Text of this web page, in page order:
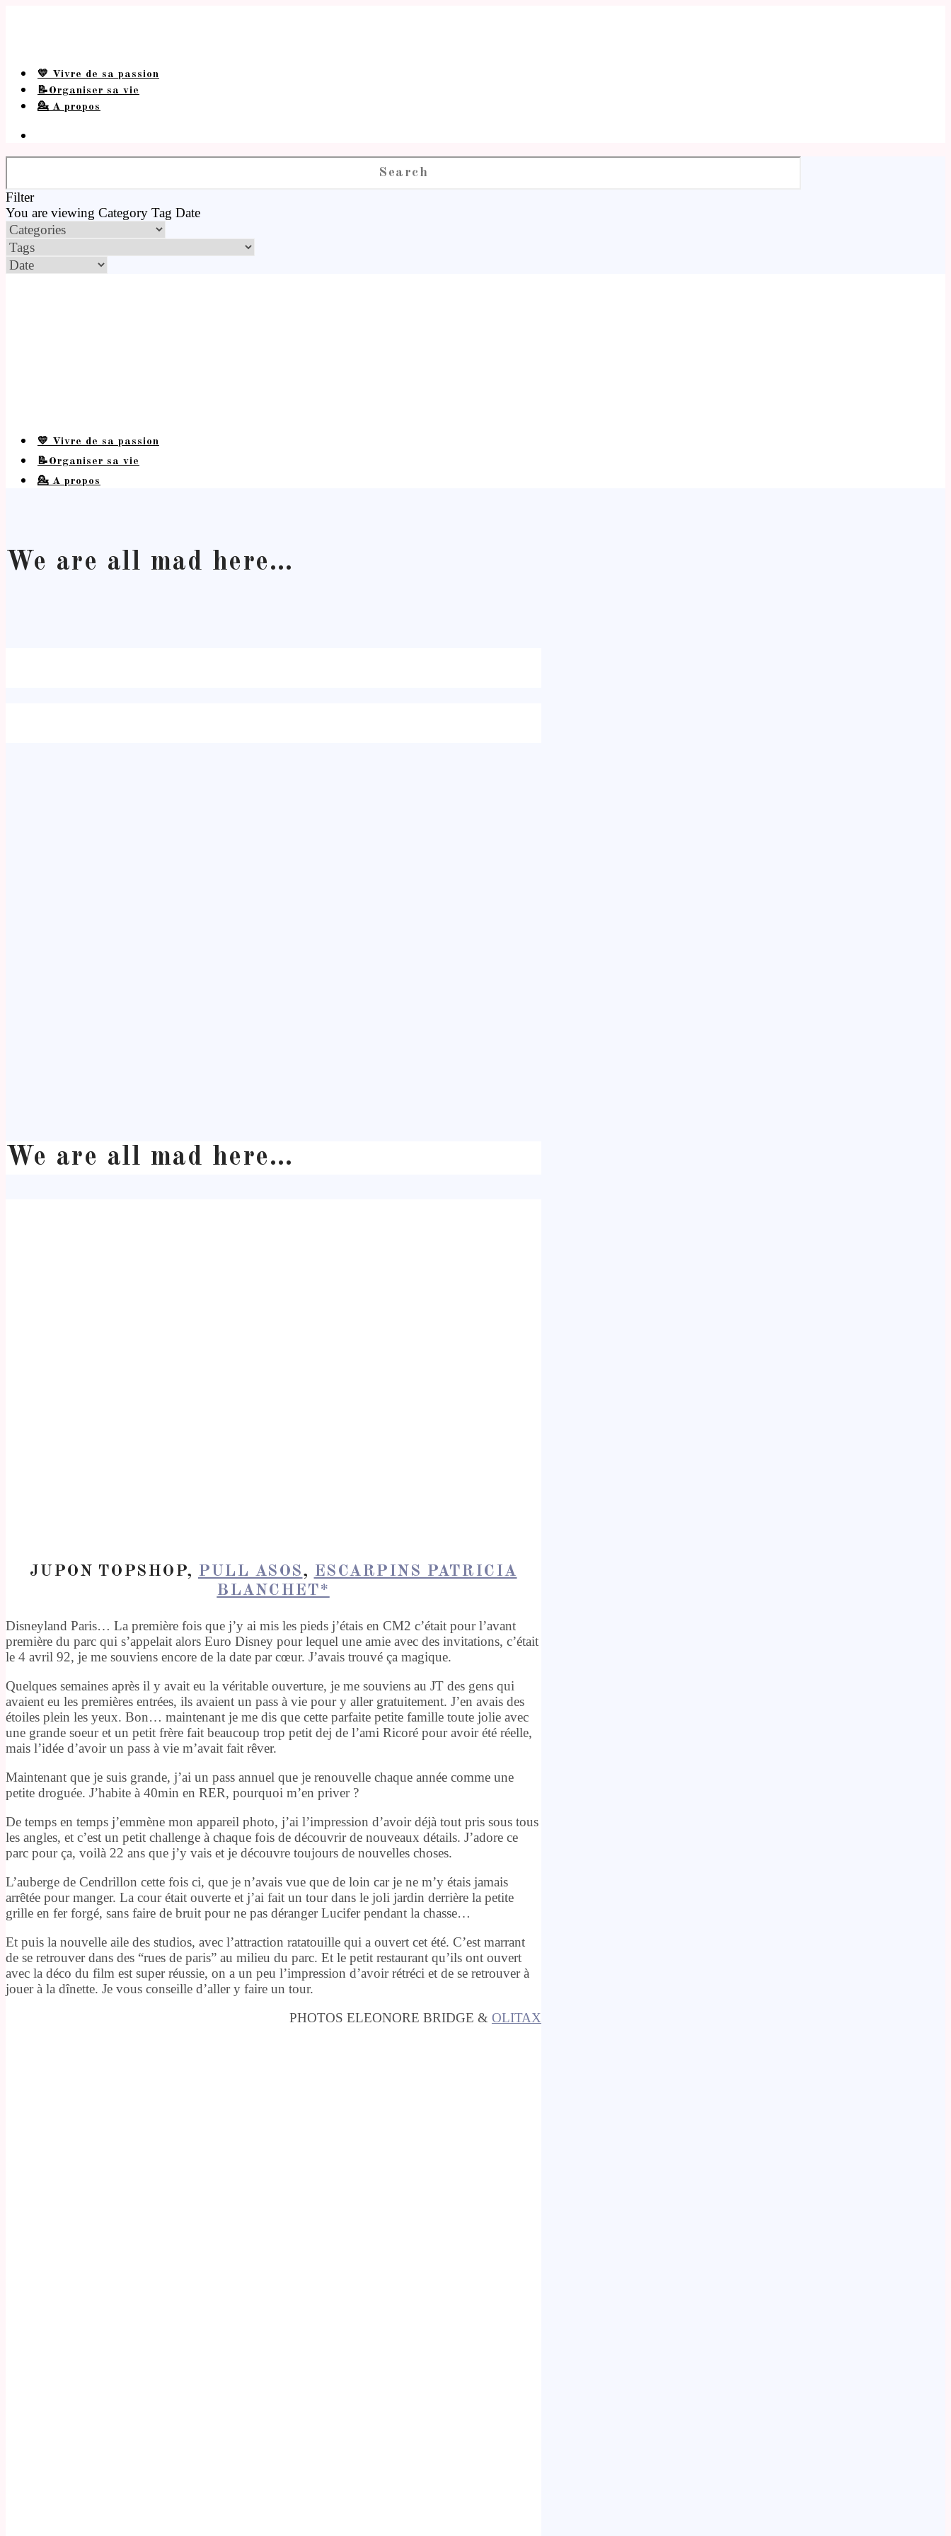
💛 Vivre de sa passion
📝Organiser sa vie
💁 A propos
Filter
You are viewing Category Tag Date
💛 Vivre de sa passion
📝Organiser sa vie
💁 A propos
We are all mad here…
We are all mad here…
JUPON TOPSHOP, PULL ASOS, ESCARPINS PATRICIA
BLANCHET*
Disneyland Paris… La première fois que j’y ai mis les pieds j’étais en CM2 c’était pour l’avant
première du parc qui s’appelait alors Euro Disney pour lequel une amie avec des invitations, c’était
le 4 avril 92, je me souviens encore de la date par cœur. J’avais trouvé ça magique.
Quelques semaines après il y avait eu la véritable ouverture, je me souviens au JT des gens qui
avaient eu les premières entrées, ils avaient un pass à vie pour y aller gratuitement. J’en avais des
étoiles plein les yeux. Bon… maintenant je me dis que cette parfaite petite famille toute jolie avec
une grande soeur et un petit frère fait beaucoup trop petit dej de l’ami Ricoré pour avoir été réelle,
mais l’idée d’avoir un pass à vie m’avait fait rêver.
Maintenant que je suis grande, j’ai un pass annuel que je renouvelle chaque année comme une
petite droguée. J’habite à 40min en RER, pourquoi m’en priver ?
De temps en temps j’emmène mon appareil photo, j’ai l’impression d’avoir déjà tout pris sous tous
les angles, et c’est un petit challenge à chaque fois de découvrir de nouveaux détails. J’adore ce
parc pour ça, voilà 22 ans que j’y vais et je découvre toujours de nouvelles choses.
L’auberge de Cendrillon cette fois ci, que je n’avais vue que de loin car je ne m’y étais jamais
arrêtée pour manger. La cour était ouverte et j’ai fait un tour dans le joli jardin derrière la petite
grille en fer forgé, sans faire de bruit pour ne pas déranger Lucifer pendant la chasse…
Et puis la nouvelle aile des studios, avec l’attraction ratatouille qui a ouvert cet été. C’est marrant
de se retrouver dans des “rues de paris” au milieu du parc. Et le petit restaurant qu’ils ont ouvert
avec la déco du film est super réussie, on a un peu l’impression d’avoir rétréci et de se retrouver à
jouer à la dînette. Je vous conseille d’aller y faire un tour.
PHOTOS ELEONORE BRIDGE & OLITAX